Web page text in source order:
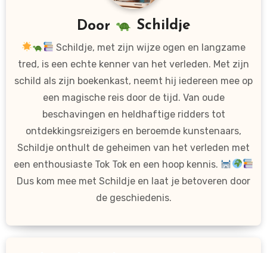
Door Schildje
Schildje, met zijn wijze ogen en langzame
tred, is een echte kenner van het verleden. Met zijn
schild als zijn boekenkast, neemt hij iedereen mee op
een magische reis door de tijd. Van oude
beschavingen en heldhaftige ridders tot
ontdekkingsreizigers en beroemde kunstenaars,
Schildje onthult de geheimen van het verleden met
een enthousiaste Tok Tok en een hoop kennis.
Dus kom mee met Schildje en laat je betoveren door
de geschiedenis.